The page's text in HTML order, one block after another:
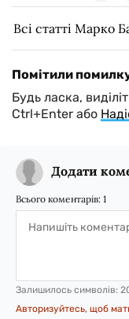
Всі статті Марко
Помітили
Будь ласка,
Ctrl+Enter або
Додати
Всього коментарів: 1
Залишилось символів:
Авторизуйтесь, щоб